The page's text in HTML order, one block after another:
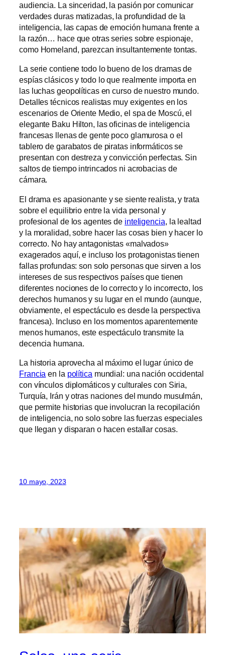
audiencia. La sinceridad, la pasión por comunicar
verdades duras matizadas, la profundidad de la
inteligencia, las capas de emoción humana frente a
la razón… hace que otras series sobre espionaje,
como Homeland, parezcan insultantemente tontas.
La serie contiene todo lo bueno de los dramas de
espías clásicos y todo lo que realmente importa en
las luchas geopolíticas en curso de nuestro mundo.
Detalles técnicos realistas muy exigentes en los
escenarios de Oriente Medio, el spa de Moscú, el
elegante Baku Hilton, las oficinas de inteligencia
francesas llenas de gente poco glamurosa o el
tablero de garabatos de piratas informáticos se
presentan con destreza y convicción perfectas. Sin
saltos de tiempo intrincados ni acrobacias de
cámara.
El drama es apasionante y se siente realista, y trata
sobre el equilibrio entre la vida personal y
profesional de los agentes de inteligencia, la lealtad
y la moralidad, sobre hacer las cosas bien y hacer lo
correcto. No hay antagonistas «malvados»
exagerados aquí, e incluso los protagonistas tienen
fallas profundas: son solo personas que sirven a los
intereses de sus respectivos países que tienen
diferentes nociones de lo correcto y lo incorrecto, los
derechos humanos y su lugar en el mundo (aunque,
obviamente, el espectáculo es desde la perspectiva
francesa). Incluso en los momentos aparentemente
menos humanos, este espectáculo transmite la
decencia humana.
La historia aprovecha al máximo el lugar único de
Francia en la política mundial: una nación occidental
con vínculos diplomáticos y culturales con Siria,
Turquía, Irán y otras naciones del mundo musulmán,
que permite historias que involucran la recopilación
de inteligencia, no solo sobre las fuerzas especiales
que llegan y disparan o hacen estallar cosas.
10 mayo, 2023